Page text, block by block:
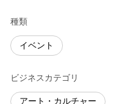
種類
イベント
ビジネスカテゴリ
アート・カルチャー